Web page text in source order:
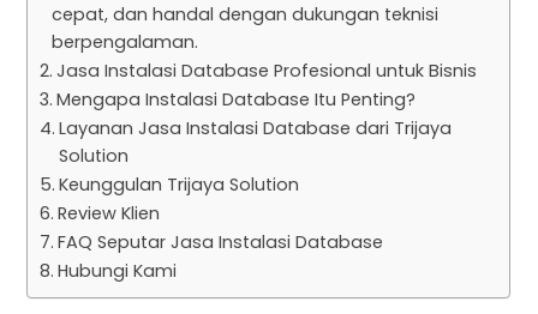
cepat, dan handal dengan dukungan teknisi
berpengalaman.
Jasa Instalasi Database Profesional untuk Bisnis
Mengapa Instalasi Database Itu Penting?
Layanan Jasa Instalasi Database dari Trijaya
Solution
Keunggulan Trijaya Solution
Review Klien
FAQ Seputar Jasa Instalasi Database
Hubungi Kami